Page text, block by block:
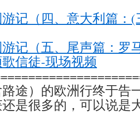
记（四、意大利篇：
记（五、尾声篇：罗
信徒-现场视频
途）的欧洲行终于告
是很多的，可以说是